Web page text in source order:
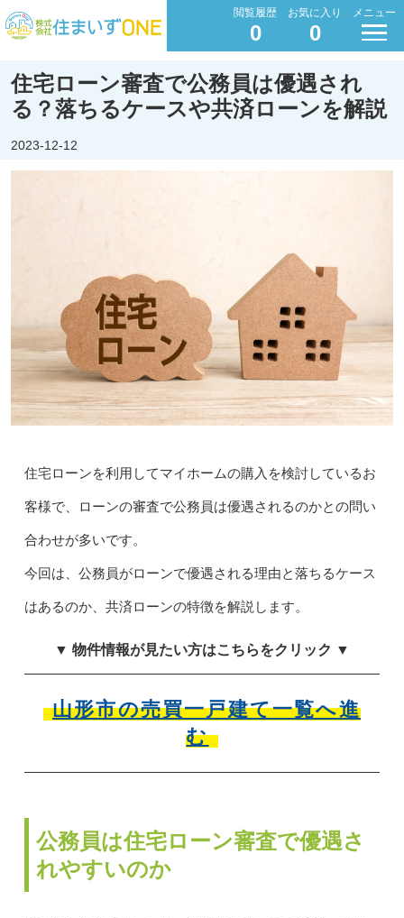
閲覧履歴
0
お気に入り
0
メニュー
住宅ローン審査で公務員は優遇され
る？落ちるケースや共済ローンを解説
2023-12-12
住宅ローンを利用してマイホームの購入を検討しているお
客様で、ローンの審査で公務員は優遇されるのかとの問い
合わせが多いです。
今回は、公務員がローンで優遇される理由と落ちるケース
はあるのか、共済ローンの特徴を解説します。
▼ 物件情報が見たい方はこちらをクリック ▼
山形市の売買一戸建て一覧へ進
む
公務員は住宅ローン審査で優遇さ
れやすいのか